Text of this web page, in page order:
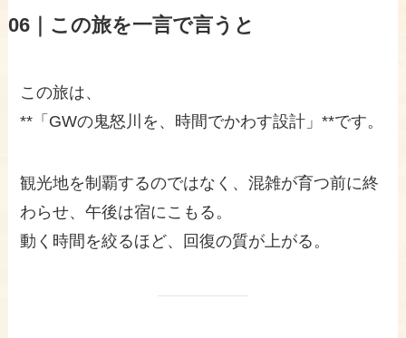
06｜この旅を一言で言うと
この旅は、
**「GWの鬼怒川を、時間でかわす設計」**です。
観光地を制覇するのではなく、混雑が育つ前に終
わらせ、午後は宿にこもる。
動く時間を絞るほど、回復の質が上がる。